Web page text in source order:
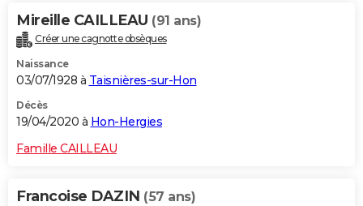
Mireille CAILLEAU (91 ans)
Créer une cagnotte obsèques
Naissance
03/07/1928 à Taisnières-sur-Hon
Décès
19/04/2020 à Hon-Hergies
Famille CAILLEAU
Francoise DAZIN (57 ans)